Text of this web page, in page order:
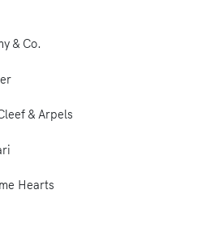
& Co.
& Arpels
Hearts